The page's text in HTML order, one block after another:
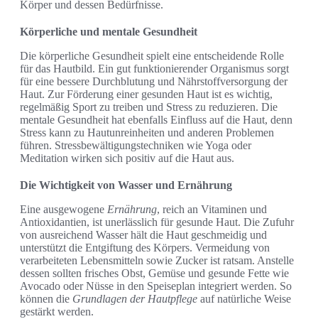
Körper und dessen Bedürfnisse.
Körperliche und mentale Gesundheit
Die körperliche Gesundheit spielt eine entscheidende Rolle
für das Hautbild. Ein gut funktionierender Organismus sorgt
für eine bessere Durchblutung und Nährstoffversorgung der
Haut. Zur Förderung einer gesunden Haut ist es wichtig,
regelmäßig Sport zu treiben und Stress zu reduzieren. Die
mentale Gesundheit hat ebenfalls Einfluss auf die Haut, denn
Stress kann zu Hautunreinheiten und anderen Problemen
führen. Stressbewältigungstechniken wie Yoga oder
Meditation wirken sich positiv auf die Haut aus.
Die Wichtigkeit von Wasser und Ernährung
Eine ausgewogene Ernährung, reich an Vitaminen und
Antioxidantien, ist unerlässlich für gesunde Haut. Die Zufuhr
von ausreichend Wasser hält die Haut geschmeidig und
unterstützt die Entgiftung des Körpers. Vermeidung von
verarbeiteten Lebens­mitteln sowie Zucker ist ratsam. Anstelle
dessen sollten frisches Obst, Gemüse und gesunde Fette wie
Avocado oder Nüsse in den Speiseplan integriert werden. So
können die Grundlagen der Hautpflege auf natürliche Weise
gestärkt werden.